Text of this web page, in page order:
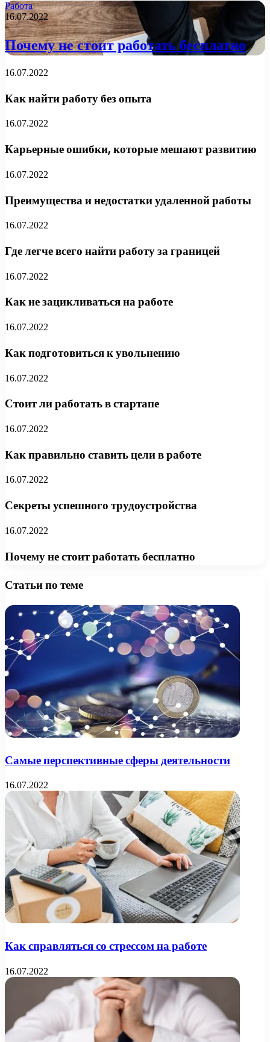
Работа
16.07.2022
Почему не стоит работать бесплатно
16.07.2022
Как найти работу без опыта
16.07.2022
Карьерные ошибки, которые мешают развитию
16.07.2022
Преимущества и недостатки удаленной работы
16.07.2022
Где легче всего найти работу за границей
16.07.2022
Как не зацикливаться на работе
16.07.2022
Как подготовиться к увольнению
16.07.2022
Стоит ли работать в стартапе
16.07.2022
Как правильно ставить цели в работе
16.07.2022
Секреты успешного трудоустройства
16.07.2022
Почему не стоит работать бесплатно
Статьи по теме
Самые перспективные сферы деятельности
16.07.2022
Как справляться со стрессом на работе
16.07.2022